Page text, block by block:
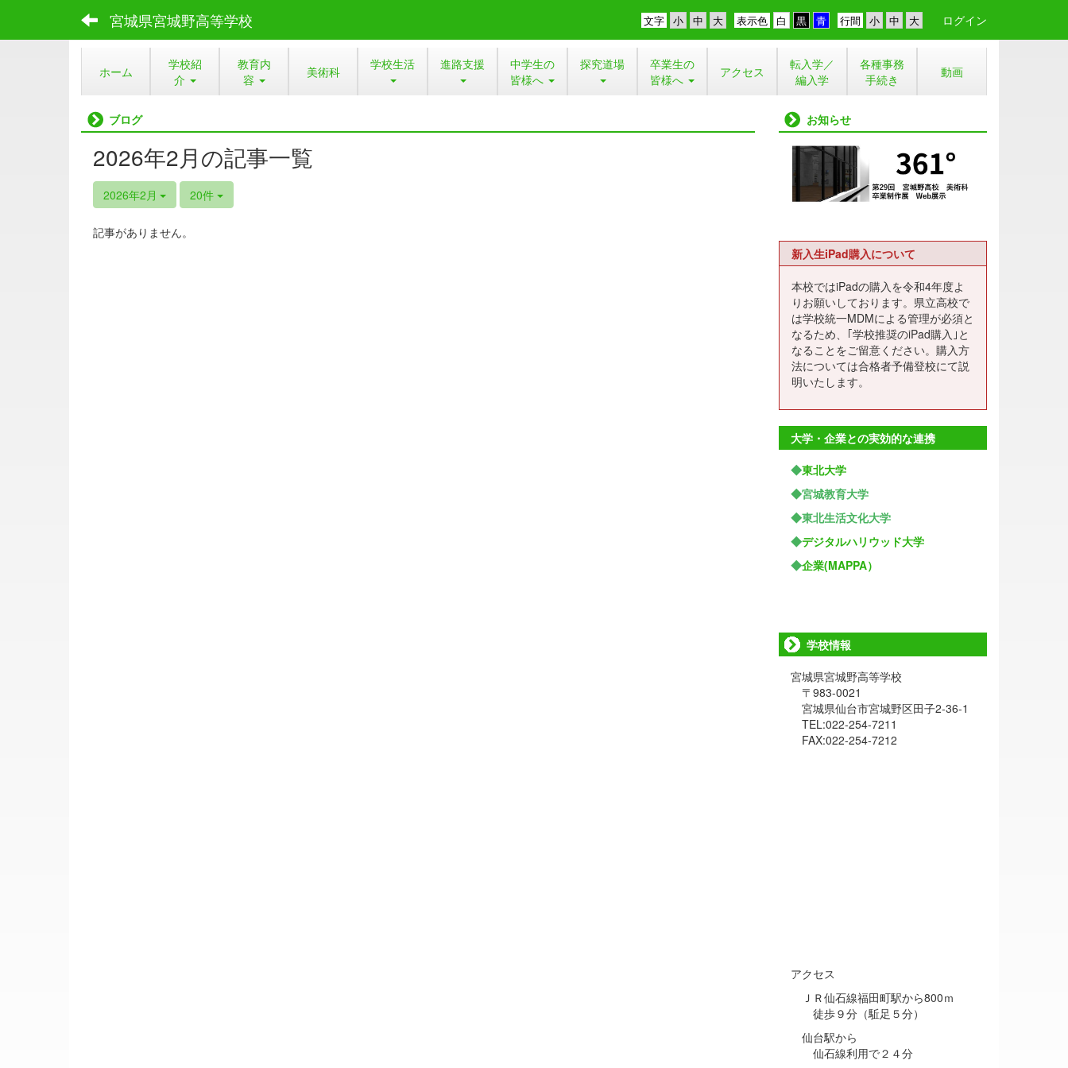
宮城県宮城野高等学校 行間
表示色
文字 ログイン
ホーム
学校紹
介
教育内
容
美術科 学校生活 進路支援
中学生の
皆様へ
探究道場
卒業生の
皆様へ
アクセス
転入学／
編入学
各種事務
手続き
動画
ブログ
2026年2月の記事一覧
2026年2月 20件
記事がありません。
お知らせ
新入生iPad購入について
本校ではiPadの購入を令和4年度よ
りお願いしております。県立高校で
は学校統一MDMによる管理が必須と
なるため、｢学校推奨のiPad購入｣と
なることをご留意ください。購入方
法については合格者予備登校にて説
明いたします。
大学・企業との実効的な連携
◆東北大学
◆宮城教育大学
◆東北生活文化大学
◆デジタルハリウッド大学
◆企業(MAPPA）
学校情報
宮城県宮城野高等学校
〒983-0021
宮城県仙台市宮城野区田子2-36-1
TEL:022-254-7211
FAX:022-254-7212
アクセス
ＪＲ仙石線福田町駅から800ｍ
徒歩９分（駈足５分）
仙台駅から
仙石線利用で２４分